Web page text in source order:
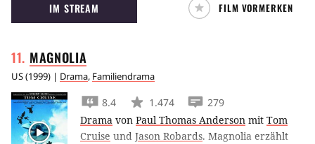
muss, seine Fehler zu wiederholen.
IM STREAM FILM VORMERKEN
MAGNOLIA
US(1999) | Drama, Familiendrama
8.4 1.474
279
Drama von Paul Thomas Anderson mit Tom
Cruise und Jason Robards. Magnolia erzählt